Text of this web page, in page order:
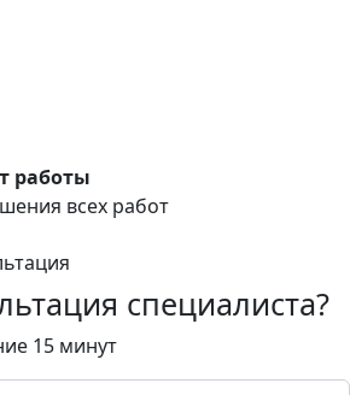
работы
всех работ
специалиста?
15 минут